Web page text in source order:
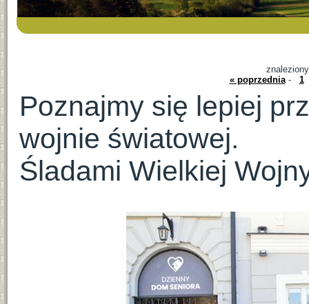
« poprzednia- 1
Poznajmy się lepiej
wojnie światowej.
Śladami Wielkiej